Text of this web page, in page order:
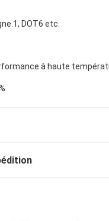
DOT6 etc.
à haute